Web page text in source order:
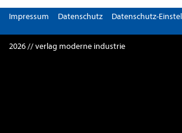
Impressum Datenschutz Datenschutz-
2026 // verlag moderne industrie